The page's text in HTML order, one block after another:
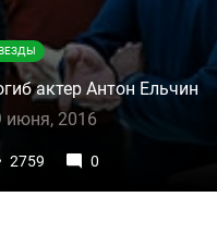
актер Антон Ельчин
июня, 2016
2759 0